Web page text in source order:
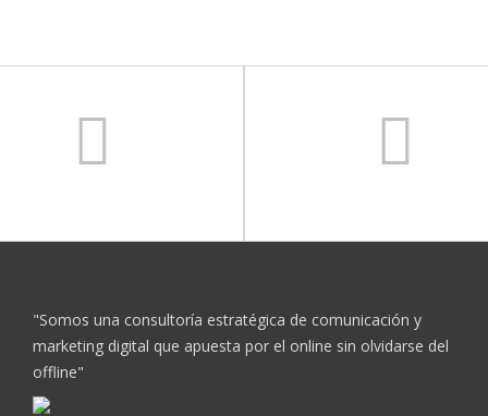
"Somos una consultoría estratégica de comunicación y
marketing digital que apuesta por el online sin olvidarse del
offline"